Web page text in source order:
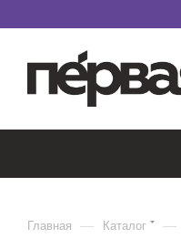
Главная — Каталог —